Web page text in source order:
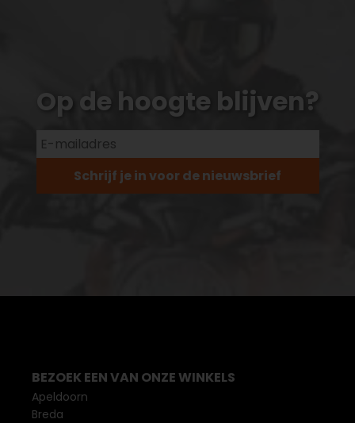
Op de hoogte blijven?
Schrijf je in voor de nieuwsbrief
BEZOEK EEN VAN ONZE WINKELS
Apeldoorn
Breda